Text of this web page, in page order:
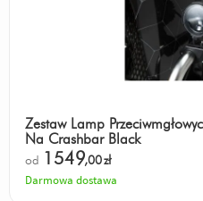
Zestaw Lamp
Na Crashbar Black
od 1549,00zł
Darmowa dostawa